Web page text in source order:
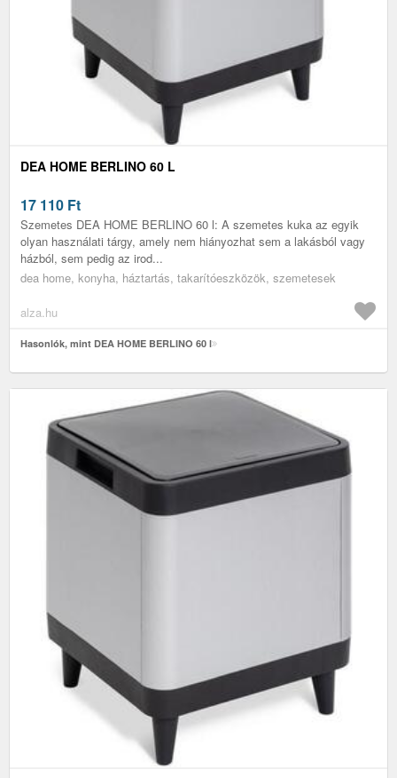
DEA HOME BERLINO 60 L
17 110 Ft
Szemetes DEA HOME BERLINO 60 l: A szemetes kuka az egyik
olyan használati tárgy, amely nem hiányozhat sem a lakásból vagy
házból, sem pedig az irod...
dea home, konyha, háztartás, takarítóeszközök, szemetesek
alza.hu
Hasonlók, mint DEA HOME BERLINO 60 l